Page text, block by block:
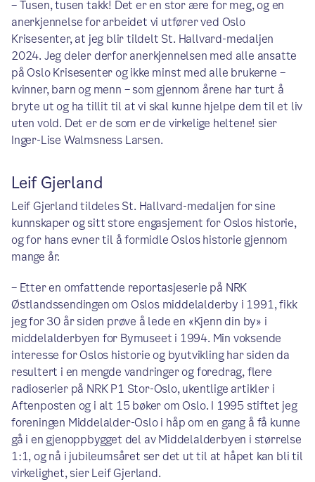
– Tusen, tusen takk! Det er en stor ære for meg, og en
anerkjennelse for arbeidet vi utfører ved Oslo
Krisesenter, at jeg blir tildelt St. Hallvard-medaljen
2024. Jeg deler derfor anerkjennelsen med alle ansatte
på Oslo Krisesenter og ikke minst med alle brukerne –
kvinner, barn og menn – som gjennom årene har turt å
bryte ut og ha tillit til at vi skal kunne hjelpe dem til et liv
uten vold. Det er de som er de virkelige heltene! sier
Inger-Lise Walmsness Larsen.
Leif Gjerland
Leif Gjerland tildeles St. Hallvard-medaljen for sine
kunnskaper og sitt store engasjement for Oslos historie,
og for hans evner til å formidle Oslos historie gjennom
mange år.
– Etter en omfattende reportasjeserie på NRK
Østlandssendingen om Oslos middelalderby i 1991, fikk
jeg for 30 år siden prøve å lede en «Kjenn din by» i
middelalderbyen for Bymuseet i 1994. Min voksende
interesse for Oslos historie og byutvikling har siden da
resultert i en mengde vandringer og foredrag, flere
radioserier på NRK P1 Stor-Oslo, ukentlige artikler i
Aftenposten og i alt 15 bøker om Oslo. I 1995 stiftet jeg
foreningen Middelalder-Oslo i håp om en gang å få kunne
gå i en gjenoppbygget del av Middelalderbyen i størrelse
1:1, og nå i jubileumsåret ser det ut til at håpet kan bli til
virkelighet, sier Leif Gjerland.